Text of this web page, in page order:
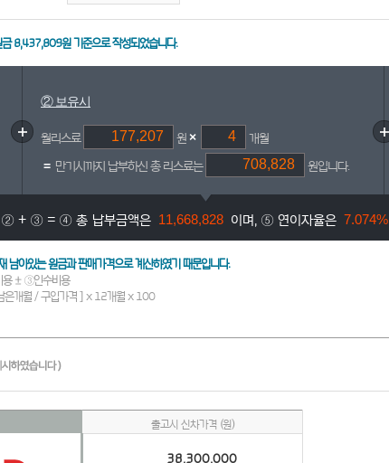
금8,437,809원기준으로 작성되었습니다.
② 보유시
월리스료 원 × 개월
= 만기시까지 납부하신 총 리스료는 원입니다.
+ ③ = ④ 총 납부금액은 11,668,828 이며, ⑤ 연이자율은 7.074%
남아있는 원금과 판매가격으로 계산하였기 때문입니다.
± ③인수비용
은개월 / 구입가격 ] x 12개월 x 100
출고시 신차가격 (원)
38,300,000